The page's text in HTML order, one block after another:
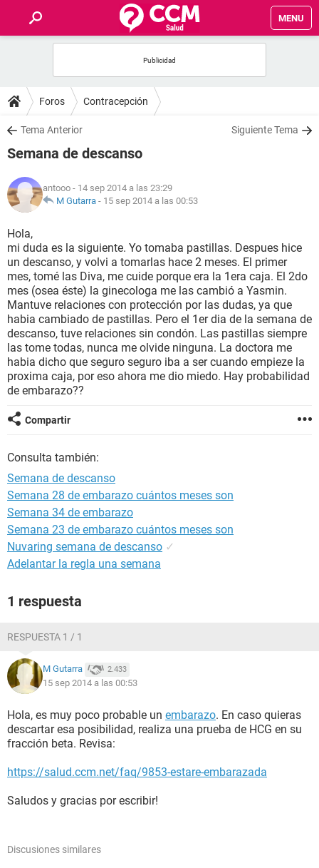
MENU
FOROS
SALUD
NUTRICIÓN
BIENESTAR
SEXUALIDAD
GLOSARIO
Foros Contracepción
Tema Anterior Siguiente Tema
Semana de descanso
antooo - 14 sep 2014 a las 23:29
M Gutarra - 15 sep 2014 a las 00:53
Hola,
mi duda es la siguiente. Yo tomaba pastillas. Despues hice
un descanso, y volvi a tomarlas hace 2 meses. El primer
mes, tomé las Diva, me cuide porque era la 1era caja. El 2do
mes (osea éste) la ginecologa me las cambió a Yasmin.
Mantuve relaciones con protección por las dudas, ya que
habia cambiado de pastillas. Pero el 1er dia de la semana de
descanso, tuve relaciones sin condón. Las pastillas siempre
las tome todas, nunca me olvide ninguna. La doctora me
habia dicho que seguro seguro iba a ser cuando empieze la
proxima caja, por eso ahora me dio miedo. Hay probabilidad
de embarazo??
Compartir
Consulta también:
Semana de descanso
Semana 28 de embarazo cuántos meses son
Semana 34 de embarazo
Semana 23 de embarazo cuántos meses son
Nuvaring semana de descanso ✓
Adelantar la regla una semana
1 respuesta
RESPUESTA 1 / 1
M Gutarra 2.433
15 sep 2014 a las 00:53
Hola, es muy poco probable un embarazo. En caso quieras
descartar esa posibilidad, realiza una prueba de HCG en su
fracción beta. Revisa:
https://salud.ccm.net/faq/9853-estare-embarazada
Saludos y gracias por escribir!
Discusiones similares